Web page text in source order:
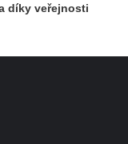
díky veřejnosti